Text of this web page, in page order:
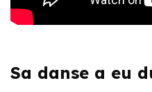
Sa danse a eu